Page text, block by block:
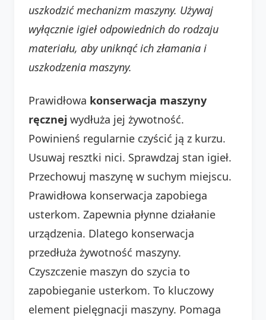
uszkodzić mechanizm maszyny. Używaj
wyłącznie igieł odpowiednich do rodzaju
materiału, aby uniknąć ich złamania i
uszkodzenia maszyny.
Prawidłowa konserwacja maszyny
ręcznej wydłuża jej żywotność.
Powinienś regularnie czyścić ją z kurzu.
Usuwaj resztki nici. Sprawdzaj stan igieł.
Przechowuj maszynę w suchym miejscu.
Prawidłowa konserwacja zapobiega
usterkom. Zapewnia płynne działanie
urządzenia. Dlatego konserwacja
przedłuża żywotność maszyny.
Czyszczenie maszyn do szycia to
zapobieganie usterkom. To kluczowy
element pielęgnacji maszyny. Pomaga